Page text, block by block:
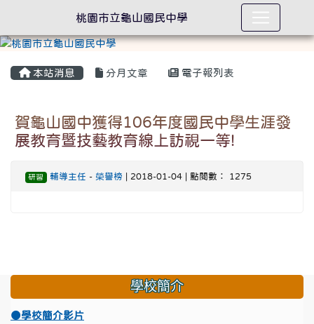
本站消息 分月文章 電子報列表
賀龜山國中獲得106年度國民中學生涯發
展教育暨技藝教育線上訪視一等!
研習 輔導主任 - 榮譽榜 | 2018-01-04 | 點閱數： 1275
學校簡介
●學校簡介影片
桃園市立龜山國民中學